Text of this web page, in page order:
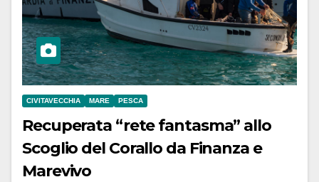
CIVITAVECCHIA MARE PESCA
Recuperata “rete fantasma” allo
Scoglio del Corallo da Finanza e
Marevivo